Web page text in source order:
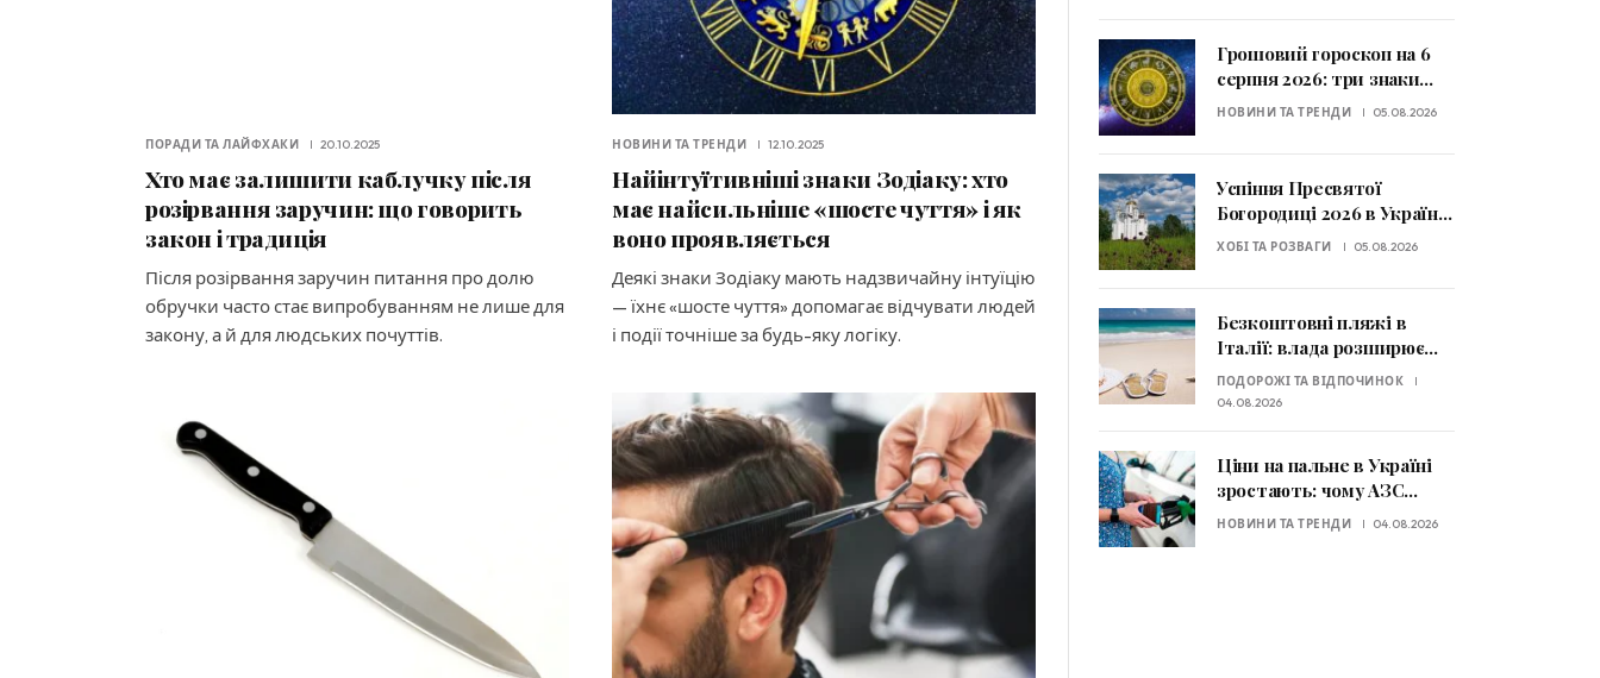
ПОРАДИ ТА ЛАЙФХАКИ 20.10.2025
Хто має залишити каблучку після
розірвання заручин: що говорить
закон і традиція
Після розірвання заручин питання про долю
обручки часто стає випробуванням не лише для
закону, а й для людських почуттів.
НОВИНИ ТА ТРЕНДИ 12.10.2025
Найінтуїтивніші знаки Зодіаку: хто
має найсильніше «шосте чуття» і як
воно проявляється
Деякі знаки Зодіаку мають надзвичайну інтуїцію
— їхнє «шосте чуття» допомагає відчувати людей
і події точніше за будь-яку логіку.
Грошовий гороскоп на 6
серпня 2026: три знаки
Зодіаку отримають шанс
НОВИНИ ТА ТРЕНДИ 05.08.2026
Успіння Пресвятої
Богородиці 2026 в Україні:
дата святкування та
ХОБІ ТА РОЗВАГИ 05.08.2026
Безкоштовні пляжі в
Італії: влада розширює
громадські узбережжя
для туристів
ПОДОРОЖІ ТА ВІДПОЧИНОК
04.08.2026
Ціни на пальне в Україні
зростають: чому АЗС
вводять ліміти та що буде
НОВИНИ ТА ТРЕНДИ 04.08.2026